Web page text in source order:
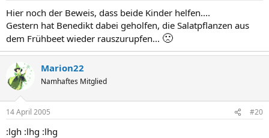
Hier noch der Beweis, dass beide Kinder helfen....
Gestern hat Benedikt dabei geholfen, die Salatpflanzen aus
dem Frühbeet wieder rauszurupfen... 🙁
Marion22
Namhaftes Mitglied
14 April 2005 #20
:lgh :lhg :lhg